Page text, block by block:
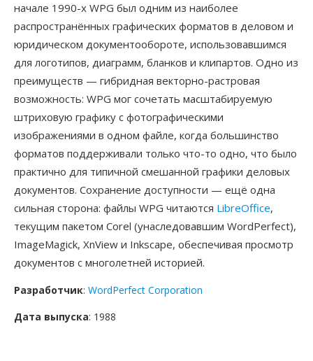
начале 1990-х WPG был одним из наиболее
распространённых графических форматов в деловом и
юридическом документообороте, использовавшимся
для логотипов, диаграмм, бланков и клипартов. Одно из
преимуществ — гибридная векторно-растровая
возможность: WPG мог сочетать масштабируемую
штриховую графику с фотографическими
изображениями в одном файле, когда большинство
форматов поддерживали только что-то одно, что было
практично для типичной смешанной графики деловых
документов. Сохранение доступности — ещё одна
сильная сторона: файлы WPG читаются LibreOffice,
текущим пакетом Corel (унаследовавшим WordPerfect),
ImageMagick, XnView и Inkscape, обеспечивая просмотр
документов с многолетней историей.
Разработчик: WordPerfect Corporation
Дата выпуска: 1988